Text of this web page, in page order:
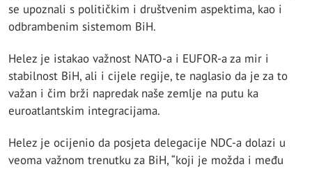
se upoznali s političkim i društvenim aspektima, kao i
odbrambenim sistemom BiH.
Helez je istakao važnost NATO-a i EUFOR-a za mir i
stabilnost BiH, ali i cijele regije, te naglasio da je za to
važan i čim brži napredak naše zemlje na putu ka
euroatlantskim integracijama.
Helez je ocijenio da posjeta delegacije NDC-a dolazi u
veoma važnom trenutku za BiH, “koji je možda i među